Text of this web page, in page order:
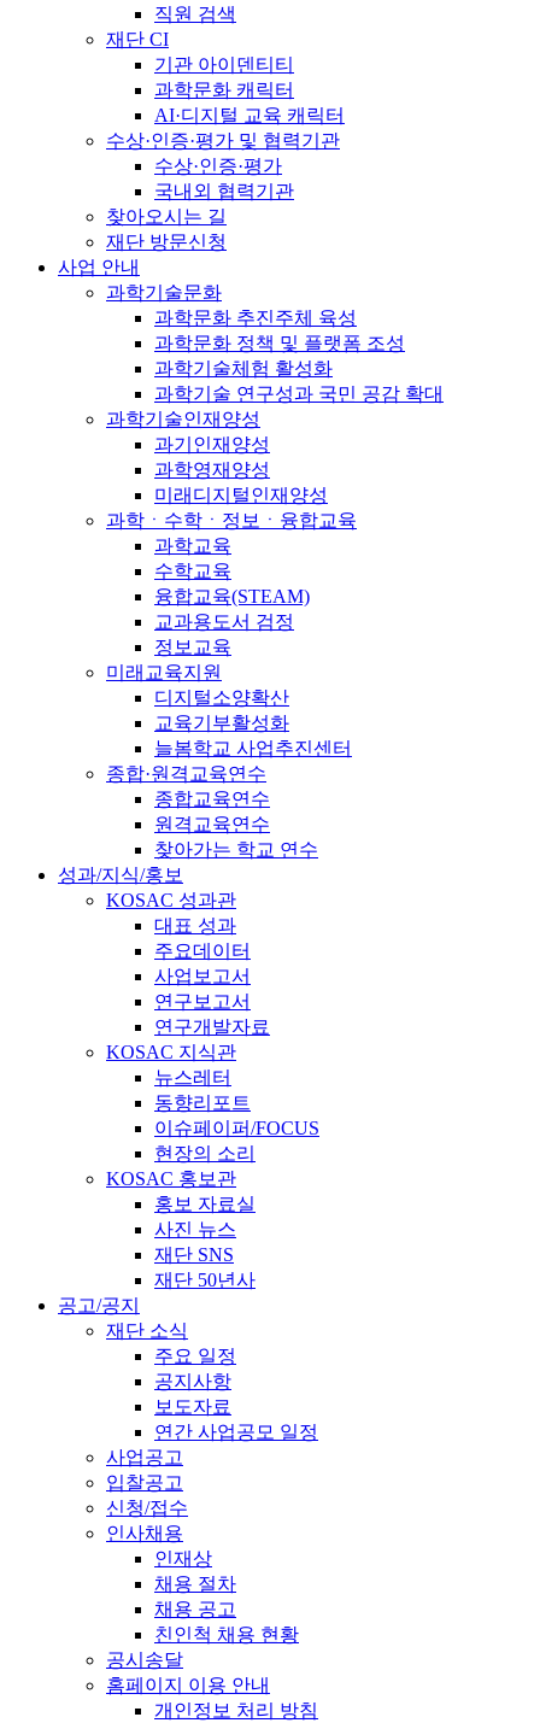
직원 검색
재단 CI
기관 아이덴티티
과학문화 캐릭터
AI·디지털 교육 캐릭터
수상·인증·평가 및 협력기관
수상·인증·평가
국내외 협력기관
찾아오시는 길
재단 방문신청
사업 안내
과학기술문화
과학문화 추진주체 육성
과학문화 정책 및 플랫폼 조성
과학기술체험 활성화
과학기술 연구성과 국민 공감 확대
과학기술인재양성
과기인재양성
과학영재양성
미래디지털인재양성
과학ㆍ수학ㆍ정보ㆍ융합교육
과학교육
수학교육
융합교육(STEAM)
교과용도서 검정
정보교육
미래교육지원
디지털소양확산
교육기부활성화
늘봄학교 사업추진센터
종합·원격교육연수
종합교육연수
원격교육연수
찾아가는 학교 연수
성과/지식/홍보
KOSAC 성과관
대표 성과
주요데이터
사업보고서
연구보고서
연구개발자료
KOSAC 지식관
뉴스레터
동향리포트
이슈페이퍼/FOCUS
현장의 소리
KOSAC 홍보관
홍보 자료실
사진 뉴스
재단 SNS
재단 50년사
공고/공지
재단 소식
주요 일정
공지사항
보도자료
연간 사업공모 일정
사업공고
입찰공고
신청/접수
인사채용
인재상
채용 절차
채용 공고
친인척 채용 현황
공시송달
홈페이지 이용 안내
개인정보 처리 방침